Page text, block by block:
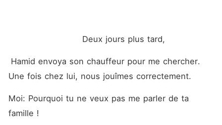
                         Deux jours plus tard,
Une fois chez lui, nous jouîmes correctement.
Moi: Pourquoi tu ne veux pas me parler de ta
famille !